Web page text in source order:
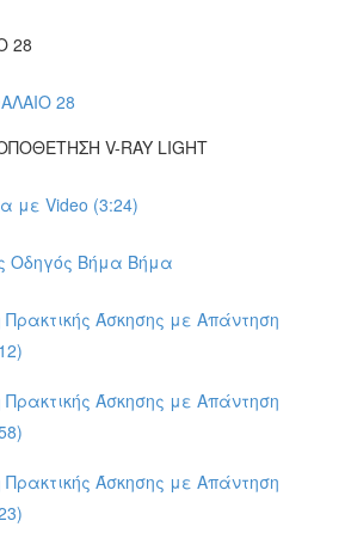
28
28
V-RAY LIGHT
με Video (3:24)
Οδηγός Βήμα Βήμα
Άσκησης με Απάντηση
Άσκησης με Απάντηση
Άσκησης με Απάντηση